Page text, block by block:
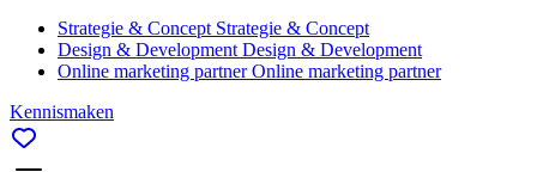
Strategie & Concept Strategie & Concept
Design & Development Design & Development
Online marketing partnerOnline marketing partner
Kennismaken